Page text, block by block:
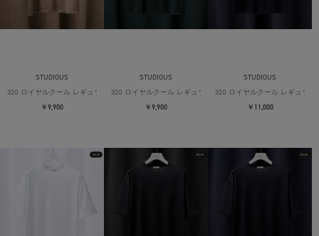
STUDIOUS
32G ロイヤルクール レギュラーTシャツ
￥9,900
STUDIOUS
32G ロイヤルクール レギュラーTシャツ
￥9,900
STUDIOUS
32G ロイヤルクール レギュラー
￥11,000